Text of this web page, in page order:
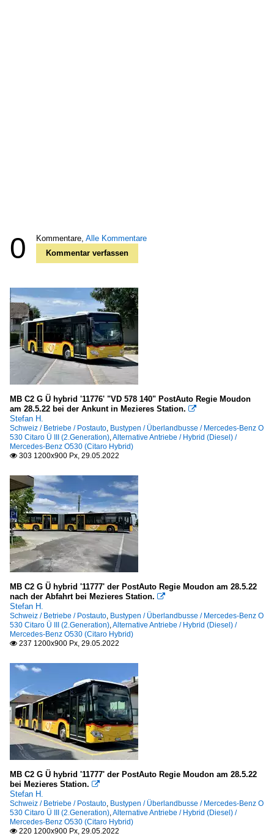
0 Kommentare, Alle Kommentare
Kommentar verfassen
MB C2 G Ü hybrid '11776' "VD 578 140" PostAuto Regie Moudon
am 28.5.22 bei der Ankunt in Mezieres Station. 
Stefan H.
Schweiz / Betriebe / Postauto, Bustypen / Überlandbusse / Mercedes-Benz O
530 Citaro Ü III (2.Generation),Alternative Antriebe / Hybrid (Diesel) /
Mercedes-Benz O530 (Citaro Hybrid)
 303 1200x900 Px, 29.05.2022
MB C2 G Ü hybrid '11777' der PostAuto Regie Moudon am 28.5.22
nach der Abfahrt bei Mezieres Station. 
Stefan H.
Schweiz / Betriebe / Postauto, Bustypen / Überlandbusse / Mercedes-Benz O
530 Citaro Ü III (2.Generation),Alternative Antriebe / Hybrid (Diesel) /
Mercedes-Benz O530 (Citaro Hybrid)
 237 1200x900 Px, 29.05.2022
MB C2 G Ü hybrid '11777' der PostAuto Regie Moudon am 28.5.22
bei Mezieres Station. 
Stefan H.
Schweiz / Betriebe / Postauto, Bustypen / Überlandbusse / Mercedes-Benz O
530 Citaro Ü III (2.Generation),Alternative Antriebe / Hybrid (Diesel) /
Mercedes-Benz O530 (Citaro Hybrid)
 220 1200x900 Px, 29.05.2022